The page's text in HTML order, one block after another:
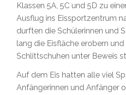
Klassen 5A, 5C und 5D zu
Ausflug ins Eissportzentrum
durften die Schülerinnen und
lang die Eisfläche erobern
Schlittschuhen unter Beweis
Auf dem Eis hatten alle viel
Anfängerinnen und Anfänger